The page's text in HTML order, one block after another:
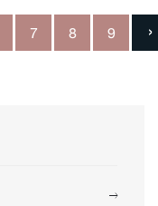
7 8 9 ›